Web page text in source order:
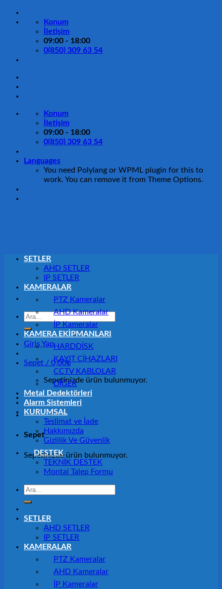
İçeriğe
Konum
İletişim
09:00 - 18:00
0(850) 309 63 54
Konum
İletişim
09:00 - 18:00
0(850) 309 63 54
Languages
You need Polylang or WPML plugin for this to
work. You can remove it from Theme Options.
Ara:
Giriş Yap
Sepet / 0,00₺
Sepetinizde ürün bulunmuyor.
Sepet
Sepetinizde ürün bulunmuyor.
SETLER
AHD SETLER
IP SETLER
KAMERALAR
PTZ Kameralar
AHD Kameralar
İP Kameralar
KAMERA EKİPMANLARI
HARDDİSK
KAYIT CİHAZLARI
CCTV KABLOLAR
DİĞER
Metal Dedektörleri
Alarm Sistemleri
KURUMSAL
Teslimat ve İade
Hakkımızda
Gizlilik Ve Güvenlik
DESTEK
TEKNİK DESTEK
Montaj Talep Formu
Ara:
SETLER
AHD SETLER
IP SETLER
KAMERALAR
PTZ Kameralar
AHD Kameralar
İP Kameralar